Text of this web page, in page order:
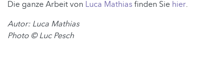
Die ganze Arbeit von Luca Mathiasfinden Sie hier.
Autor: Luca Mathias
Photo © Luc Pesch